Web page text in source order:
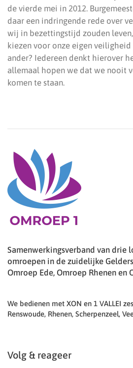
de vierde mei in 2012.
daar een indringende rede over
wij in bezettingstijd zouden
kiezen voor onze eigen
ander? Iedereen denkt hierover
allemaal hopen we dat we nooit
komen te staan.
Samenwerkingsverband van drie
omroepen in de zuidelijke
Omroep Ede, Omroep Rhenen en
We bedienen met XON en 1 VALLEI
Renswoude, Rhenen, Scherpenzeel,
Volg & reageer